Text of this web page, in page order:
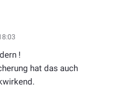
!
hat das auch